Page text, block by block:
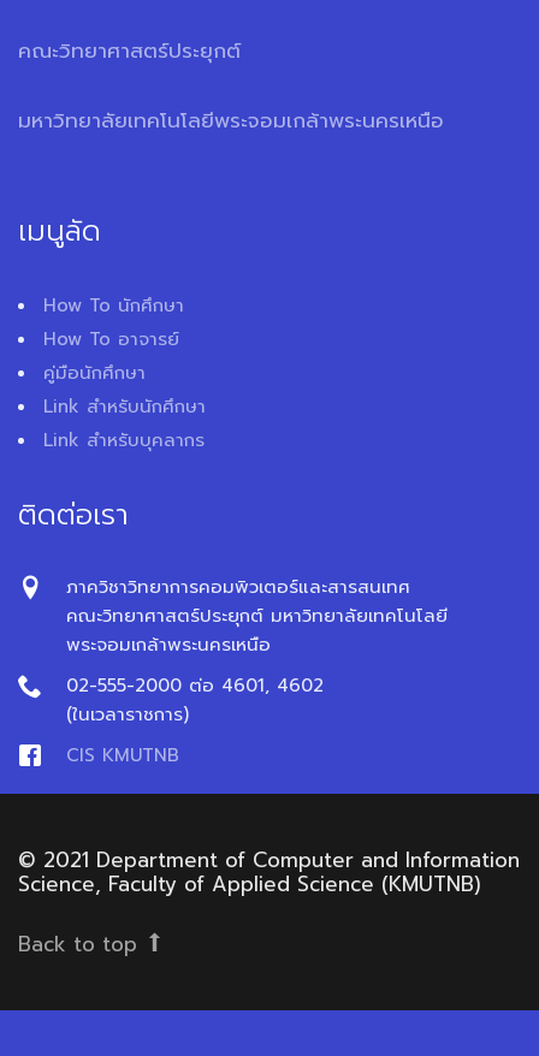
คณะวิทยาศาสตร์ประยุกต์
มหาวิทยาลัยเทคโนโลยีพระจอมเกล้าพระนครเหนือ
เมนูลัด
How To นักศึกษา
How To อาจารย์
คู่มือนักศึกษา
Link สำหรับนักศึกษา
Link สำหรับบุคลากร
ติดต่อเรา
ภาควิชาวิทยาการคอมพิวเตอร์และสารสนเทศ
คณะวิทยาศาสตร์ประยุกต์ มหาวิทยาลัยเทคโนโลยี
พระจอมเกล้าพระนครเหนือ
02-555-2000 ต่อ 4601, 4602
(ในเวลาราชการ)
CIS KMUTNB
© 2021 Department of Computer and Information
Science, Faculty of Applied Science (KMUTNB)
Back to top